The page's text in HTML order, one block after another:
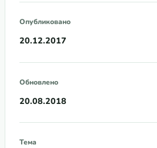
Опубликовано
20.12.2017
Обновлено
20.08.2018
Тема